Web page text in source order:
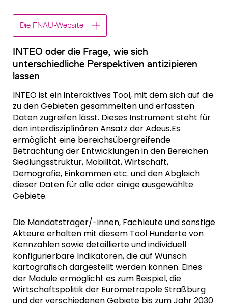
Die FNAU-Website
INTEO oder die Frage, wie sich
unterschiedliche Perspektiven antizipieren
lassen
INTEO ist ein interaktives Tool, mit dem sich auf die
zu den Gebieten gesammelten und erfassten
Daten zugreifen lässt. Dieses Instrument steht für
den interdisziplinären Ansatz der Adeus.Es
ermöglicht eine bereichsübergreifende
Betrachtung der Entwicklungen in den Bereichen
Siedlungsstruktur, Mobilität, Wirtschaft,
Demografie, Einkommen etc. und den Abgleich
dieser Daten für alle oder einige ausgewählte
Gebiete.
Die Mandatsträger/-innen, Fachleute und sonstige
Akteure erhalten mit diesem Tool Hunderte von
Kennzahlen sowie detaillierte und individuell
konfigurierbare Indikatoren, die auf Wunsch
kartografisch dargestellt werden können. Eines
der Module ermöglicht es zum Beispiel, die
Wirtschaftspolitik der Eurometropole Straßburg
und der verschiedenen Gebiete bis zum Jahr 2030